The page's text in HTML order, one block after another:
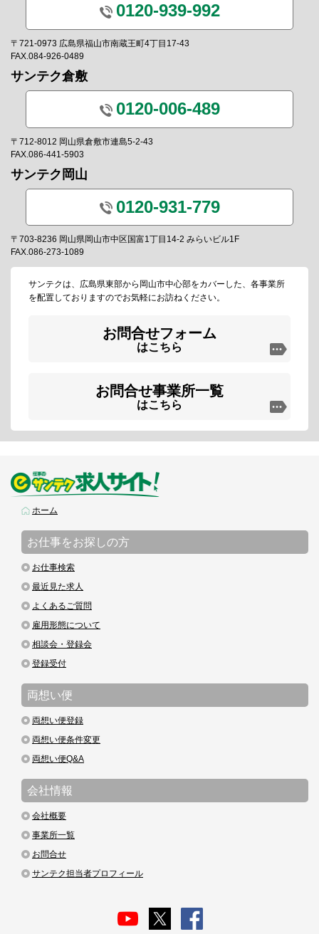
0120-939-992
〒721-0973 広島県福山市南蔵王町4丁目17-43
FAX.084-926-0489
サンテク倉敷
0120-006-489
〒712-8012 岡山県倉敷市連島5-2-43
FAX.086-441-5903
サンテク岡山
0120-931-779
〒703-8236 岡山県岡山市中区国富1丁目14-2 みらいビル1F
FAX.086-273-1089
サンテクは、広島県東部から岡山市中心部をカバーした、各事業所
を配置しておりますのでお気軽にお訪ねください。
お問合せフォーム
はこちら
お問合せ事業所一覧
はこちら
ホーム
お仕事をお探しの方
お仕事検索
最近見た求人
よくあるご質問
雇用形態について
相談会・登録会
登録受付
両想い便
両想い便登録
両想い便条件変更
両想い便Q&A
会社情報
会社概要
事業所一覧
お問合せ
サンテク担当者プロフィール